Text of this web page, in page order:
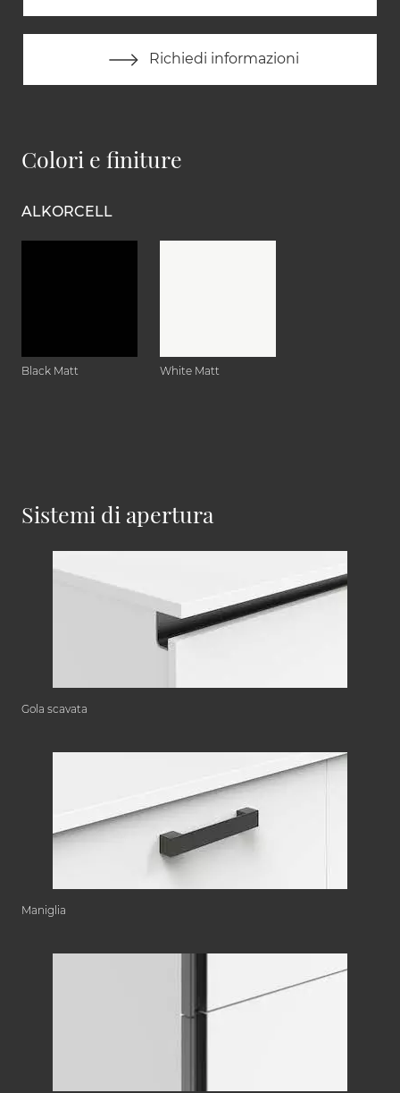
Richiedi informazioni
Colori e finiture
ALKORCELL
Black Matt White Matt
Sistemi di apertura
Gola scavata
Maniglia